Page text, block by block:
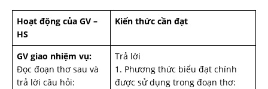
Hoạt động của GV –
HS
Kiến thức cần đạt
GV giao nhiệm vụ:
Đọc đoạn thơ sau và
trả lời câu hỏi:
Trả lời
1. Phương thức biểu đạt chính
được sử dụng trong đoạn thơ: